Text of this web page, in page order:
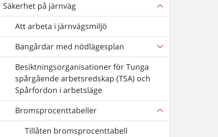
Säkerhet på järnväg
Att arbeta i järnvägsmiljö
Bangårdar med nödlägesplan
Besiktningsorganisationer för Tunga
spårgående arbetsredskap (TSA) och
Spårfordon i arbetsläge
Bromsprocenttabeller
Tillåten bromsprocenttabell